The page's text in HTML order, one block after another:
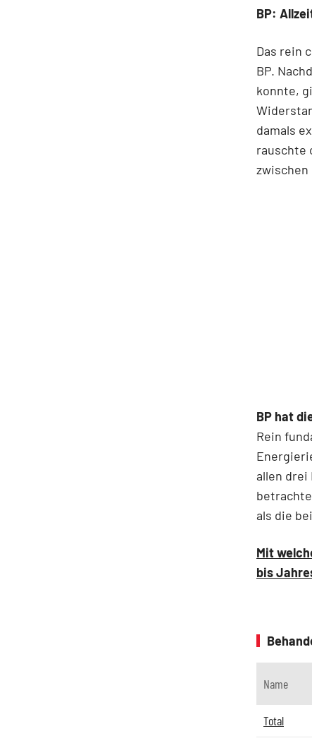
BP:
Das rein
BP.
konnte,
damals
rauschte
zwischen
BP hat
Rein
allen drei
als die
Mit
bis
Name
Total